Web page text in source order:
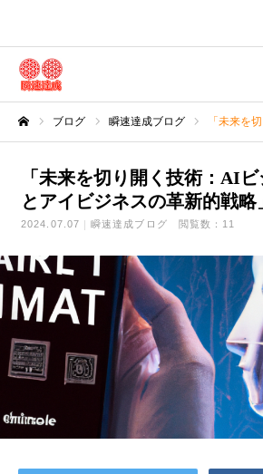
ブログ 瞬速達成ブログ 「未来を切り開く技術
「未来を切り開く技術：AI
とアイビジネスの革新的戦略
2024.07.07 瞬速達成ブログ 閲覧数：11